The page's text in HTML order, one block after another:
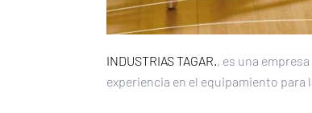
INDUSTRIAS TAGAR., es una
experiencia en el equipamiento